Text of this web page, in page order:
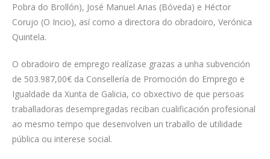
Pobra do Brollón), José Manuel Arias (Bóveda) e Héctor
Corujo (O Incio), así como a directora do obradoiro, Verónica
Quintela.
O obradoiro de emprego realízase grazas a unha subvención
de 503.987,00€ da Consellería de Promoción do Emprego e
Igualdade da Xunta de Galicia, co obxectivo de que persoas
traballadoras desempregadas reciban cualificación profesional
ao mesmo tempo que desenvolven un traballo de utilidade
pública ou interese social.